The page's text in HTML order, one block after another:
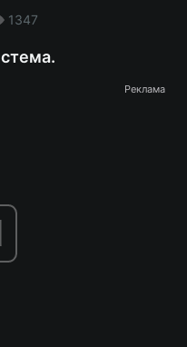
1347
Реклама